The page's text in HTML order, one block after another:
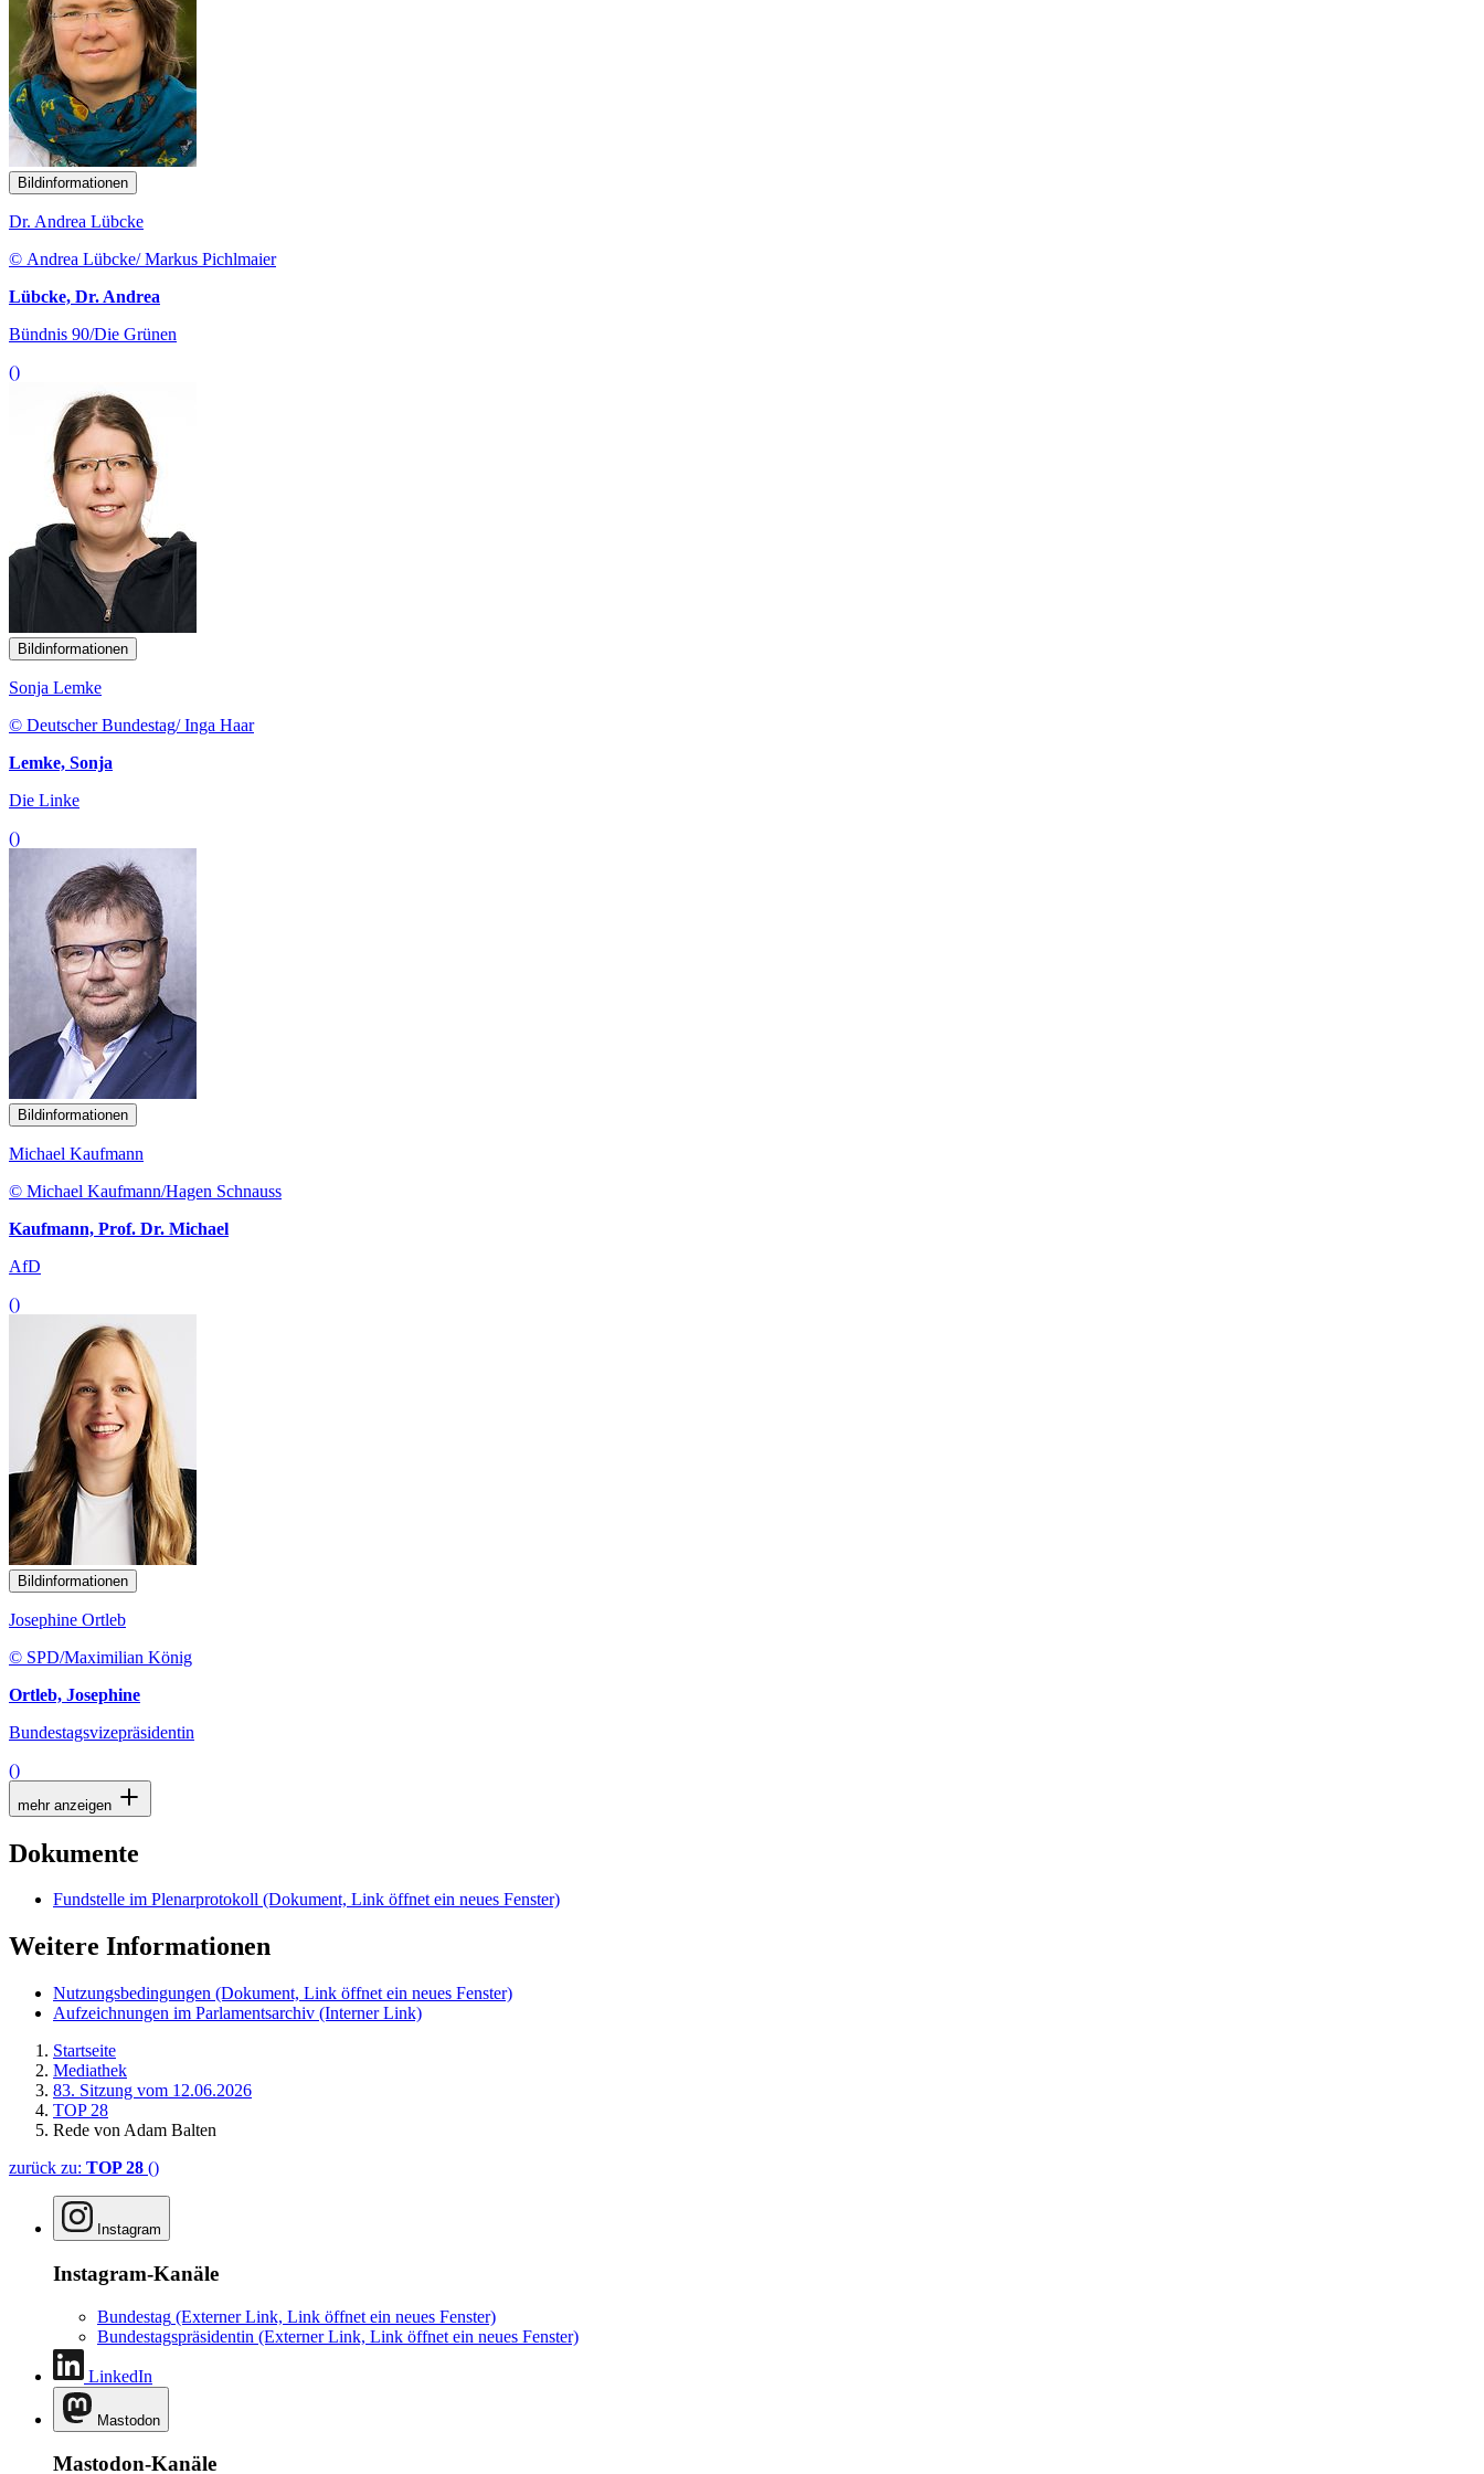
Bildinformationen
Dr. Andrea Lübcke
© Andrea Lübcke/ Markus Pichlmaier
Lübcke, Dr. Andrea
Bündnis 90/Die Grünen
()
Bildinformationen
Sonja Lemke
© Deutscher Bundestag/ Inga Haar
Lemke, Sonja
Die Linke
()
Bildinformationen
Michael Kaufmann
© Michael Kaufmann/Hagen Schnauss
Kaufmann, Prof. Dr. Michael
AfD
()
Bildinformationen
Josephine Ortleb
© SPD/Maximilian König
Ortleb, Josephine
Bundestagsvizepräsidentin
()
mehr anzeigen
Dokumente
Fundstelle im Plenarprotokoll (Dokument, Link öffnet ein neues Fenster)
Weitere Informationen
Nutzungsbedingungen (Dokument, Link öffnet ein neues Fenster)
Aufzeichnungen im Parlamentsarchiv (Interner Link)
Startseite
Mediathek
83. Sitzung vom 12.06.2026
TOP 28
Rede von Adam Balten
zurück zu: TOP 28 ()
Instagram
Instagram-Kanäle
Bundestag (Externer Link, Link öffnet ein neues Fenster)
Bundestagspräsidentin (Externer Link, Link öffnet ein neues Fenster)
LinkedIn
Mastodon
Mastodon-Kanäle